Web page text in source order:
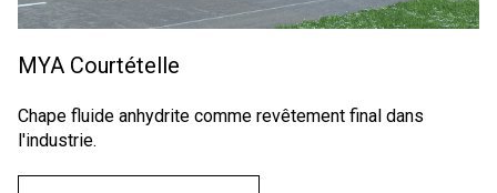
MYA Courtételle
Chape fluide anhydrite comme revêtement final dans
l'industrie.